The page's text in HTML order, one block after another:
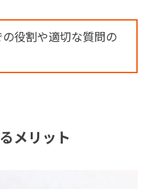
役割や適切な質問の
メリット